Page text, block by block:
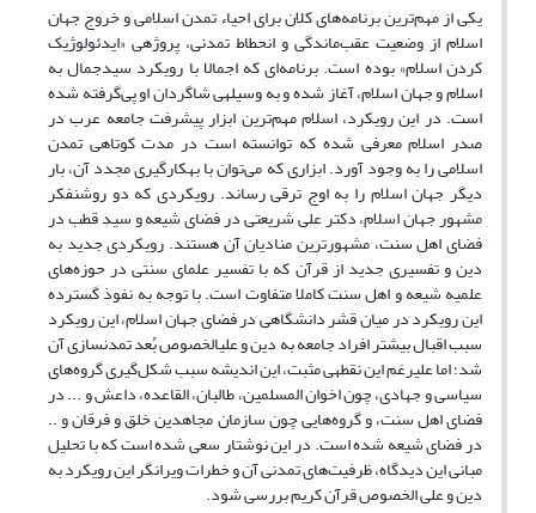
یکی از مهم‌ترین برنامه‌های کلان برای احیاء تمدن اسلامی و خروج جهان
اسلام از وضعیت عقب‌ماندگی و انحطاط تمدنی، پروژه­ی «ایدئولوژیک
کردن اسلام» بوده است. برنامه‌ای که اجمالا با رویکرد سیدجمال به
اسلام و جهان اسلام، آغاز شده و به وسیله­ی شاگردان او پی‌گرفته شده
است. در این رویکرد، اسلام مهم‌ترین ابزار پیشرفت جامعه عرب در
صدر اسلام معرفی شده که توانسته است در مدت کوتاهی تمدن
اسلامی را به وجود آورد. ابزاری که می‌توان با به­کارگیری مجدد آن، بار
دیگر جهان اسلام را به اوج ترقی رساند. رویکردی که دو روشنفکر
مشهور جهان اسلام، دکتر علی شریعتی در فضای شیعه و سید قطب در
فضای اهل سنت، مشهورترین منادیان آن هستند. رویکردی جدید به
دین و تفسیری جدید از قرآن که با تفسیر علمای سنتی در حوزه‌های
علمیه شیعه و اهل سنت کاملا متفاوت است. با توجه به نفوذ گسترده
این رویکرد در میان قشر دانشگاهی در فضای جهان اسلام، این رویکرد
سبب اقبال بیشتر افراد جامعه به دین و علی­الخصوص بُعد تمدن­سازی آن
شد؛ اما علی­رغم این نقطه­ی مثبت، این اندیشه‌ سبب شکل‌گیری گروه‌های
سیاسی و جهادی، چون اخوان المسلمین، طالبان، القاعده، داعش و ... در
فضای اهل سنت،‌ و گروه‌هایی چون سازمان مجاهدین خلق و فرقان و ..
در فضای شیعه شده است. در این نوشتار سعی شده است که با تحلیل
مبانی این دیدگاه، ظرفیت‌های تمدنی آن و خطرات ویرانگر این رویکرد به
دین و علی ­الخصوص قرآن کریم بررسی شود.